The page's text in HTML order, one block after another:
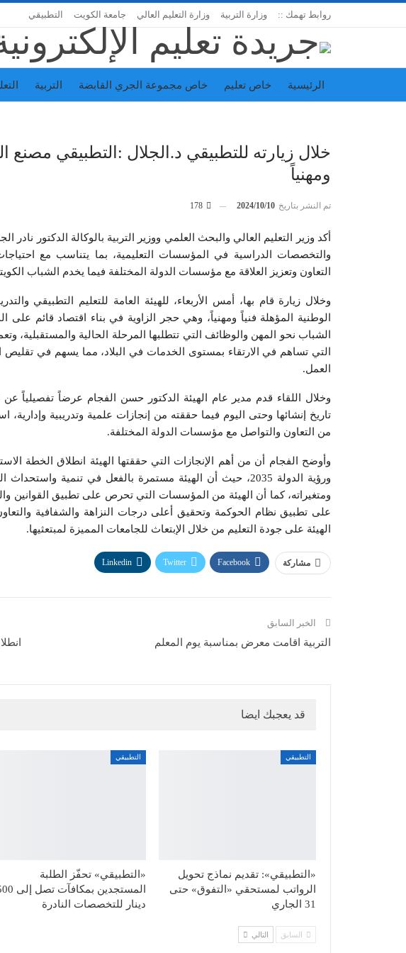
روابط تهمك :: وزارة التربية وزارة التعليم العالي جامعة الكويت التطبيقي
الرئيسية خاص تعليم خاص مجموعة الجري القابضة التربية
خلال زيارته للتطبيقي د.الجلال :التطبيقي مصنع
ومهنياً
تم النشر بتاريخ 2024/10/10
أكد وزير التعليم العالي والبحث العلمي ووزير التربية بالوكالة الدكتور
والتخصصات الدراسية في المؤسسات التعليمية، بما يتناسب مع
التعاون وتعزيز العلاقة مع مؤسسات الدولة المختلفة فيما يخدم الشباب
وخلال زيارة قام بها، أمس الأربعاء، للهيئة العامة للتعليم التطبيقي
الوطنية المؤهلة فنياً ومهنياً، وهي حجر الزاوية في بناء اقتصاد قائم على
الشباب نحو المهن والوظائف التي تتطلبها المرحلة الحالية
التي تساهم في الارتقاء بمستوى الخدمات في البلاد، مما يسهم في
العمل.
وخلال اللقاء قدم مدير عام الهيئة الدكتور حسن الفجام عرضاً تفصيلياً عن
تاريخ إنشائها وحتى اليوم فيما حققته من إنجازات علمية وتدريبية
من التعاون والتواصل مع مؤسسات الدولة المختلفة.
ورؤية الدولة 2035، حيث أن الهيئة مستمرة بالفعل في تنمية
ومتغيراته، كما أن الهيئة من المؤسسات التي تحرص على تطبيق القوانين
على تطبيق نظام الحوكمة وتحقيق أعلى درجات النزاهة والشفافية
الهيئة على جودة التعليم من خلال الإبتعاث للجامعات المميزة لمبتعثيها.
مشاركة Facebook
Twitter
Linkedin
الخبر السابق
التربية اقامت معرض بمناسبة يوم المعلم
قد يعجبك ايضا
التطبيقي
«التطبيقي»: تقديم نماذج تحويل
الرواتب لمستحقي «التفوق» حتى
31 الجاري
التطبيقي
«التطبيقي» تحفّز الطلبة
المستجدين بمكافآت
دينار للتخصصات النادرة
السابق التالي